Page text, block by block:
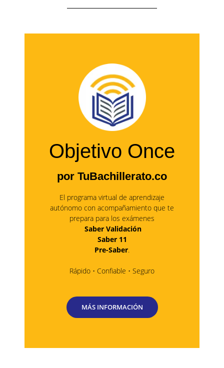
Objetivo Once
por TuBachillerato.co
El programa virtual de aprendizaje
autónomo con acompañamiento que te
prepara para los exámenes
Saber Validación
Saber 11
Pre-Saber.
Rápido • Confiable • Seguro
MÁS INFORMACIÓN